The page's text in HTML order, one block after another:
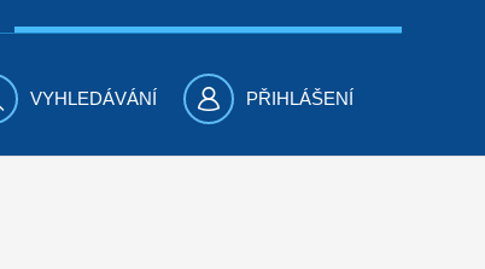
VYHLEDÁVÁNÍ PŘIHLÁŠENÍ